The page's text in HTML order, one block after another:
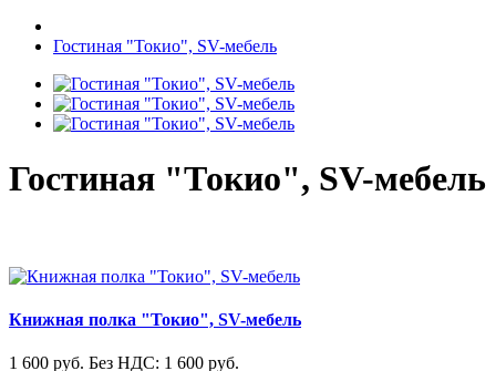
Гостиная "Токио", SV-мебель
Гостиная "Токио", SV-мебель
Книжная полка "Токио", SV-мебель
1 600 руб. Без НДС: 1 600 руб.